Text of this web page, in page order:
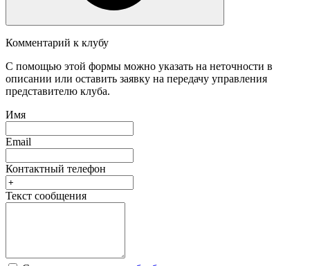
Комментарий к клубу
С помощью этой формы можно указать на неточности в
описании или оставить заявку на передачу управления
представителю клуба.
Имя
Email
Контактный телефон
Текст сообщения